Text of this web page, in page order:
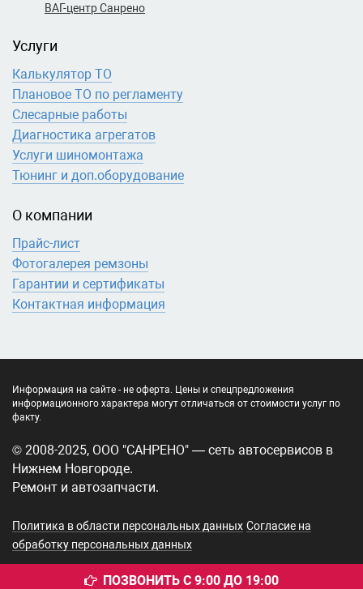
ВАГ-центр Санрено
Услуги
Калькулятор ТО
Плановое ТО по регламенту
Слесарные работы
Диагностика агрегатов
Услуги шиномонтажа
Тюнинг и доп.оборудование
О компании
Прайс-лист
Фотогалерея ремзоны
Гарантии и сертификаты
Контактная информация
Информация на сайте - не оферта. Цены и спецпредложения
информационного характера могут отличаться от стоимости услуг по
факту.
© 2008-2025, ООО "САНРЕНО" — сеть автосервисов в
Нижнем Новгороде.
Ремонт и автозапчасти.
Политика в области персональных данных Согласие на
обработку персональных данных
ПОЗВОНИТЬ С 9:00 ДО 19:00